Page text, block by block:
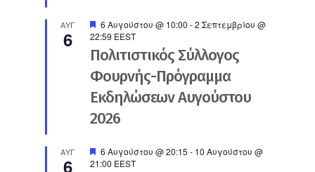
ΑΥΓ
6
Προτεινόμενο
6 Αυγούστου @ 10:00 -2 Σεπτεμβρίου @
22:59 EEST
Πολιτιστικός Σύλλογος
Φουρνής-Πρόγραμμα
Εκδηλώσεων Αυγούστου
2026
ΑΥΓ
6
Προτεινόμενο
6 Αυγούστου @ 20:15 - 10 Αυγούστου @
21:00 EEST